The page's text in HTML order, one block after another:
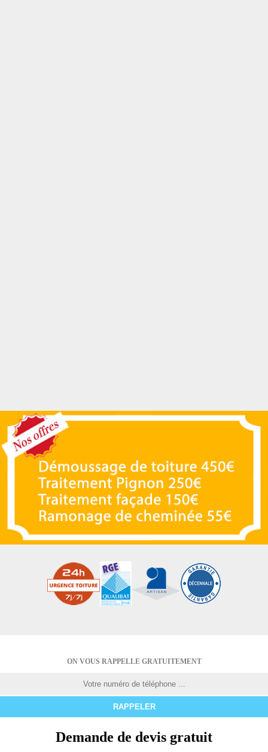
ON VOUS RAPPELLE GRATUITEMENT
Demande de devis gratuit